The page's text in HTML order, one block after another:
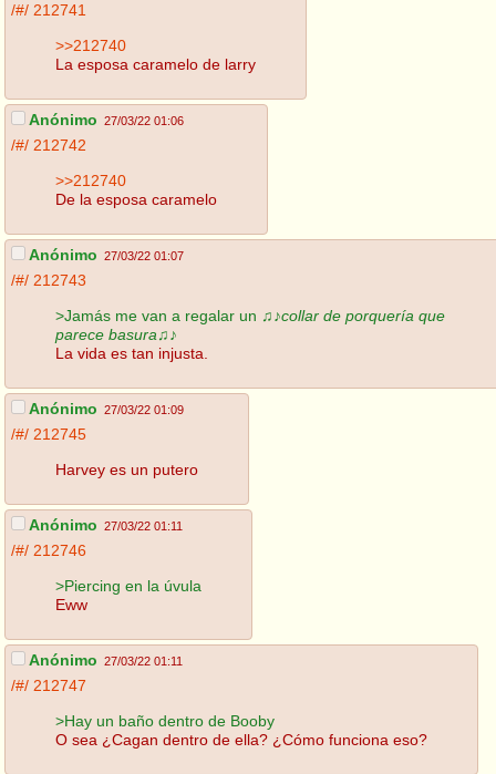
/#/ 212741
>>212740
La esposa caramelo de larry
Anónimo 27/03/22 01:06
/#/ 212742
>>212740
De la esposa caramelo
Anónimo 27/03/22 01:07
/#/ 212743
>Jamás me van a regalar un ♫♪collar de porquería que
parece basura♫♪
La vida es tan injusta.
Anónimo 27/03/22 01:09
/#/ 212745
Harvey es un putero
Anónimo 27/03/22 01:11
/#/ 212746
>Piercing en la úvula
Eww
Anónimo 27/03/22 01:11
/#/ 212747
>Hay un baño dentro de Booby
O sea ¿Cagan dentro de ella? ¿Cómo funciona eso?